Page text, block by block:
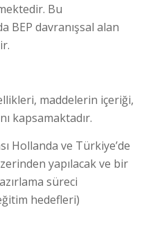
Bu
BEP davranışsal alan
maddelerin içeriği,
kapsamaktadır.
Hollanda ve Türkiye’de
yapılacak ve bir
süreci
hedefleri)